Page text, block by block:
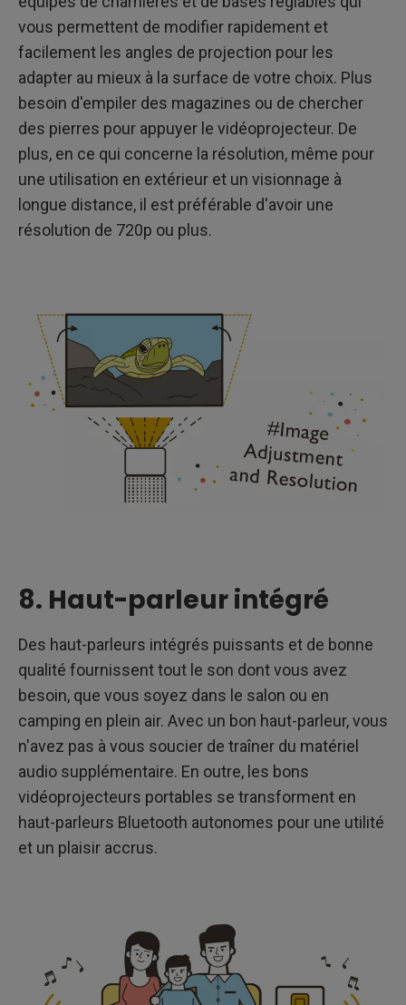
vous permettent de modifier rapidement et
facilement les angles de projection pour les
adapter au mieux à la surface de votre choix. Plus
besoin d'empiler des magazines ou de chercher
des pierres pour appuyer le vidéoprojecteur. De
plus, en ce qui concerne la résolution, même pour
une utilisation en extérieur et un visionnage à
longue distance, il est préférable d'avoir une
résolution de 720p ou plus.
8. Haut-parleur intégré
Des haut-parleurs intégrés puissants et de bonne
qualité fournissent tout le son dont vous avez
besoin, que vous soyez dans le salon ou en
camping en plein air. Avec un bon haut-parleur, vous
n'avez pas à vous soucier de traîner du matériel
audio supplémentaire. En outre, les bons
vidéoprojecteurs portables se transforment en
haut-parleurs Bluetooth autonomes pour une utilité
et un plaisir accrus.